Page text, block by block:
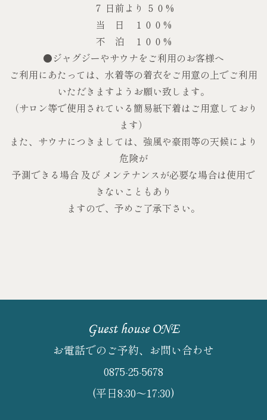
７ 日前より ５０%
当 日 １００%
不 泊 １００%
●ジャグジーやサウナをご利用のお客様へ
ご利用にあたっては、水着等の着衣をご用意の上でご利用
いただきますようお願い致します。
（サロン等で使用されている簡易紙下着はご用意しており
ます）
また、サウナにつきましては、強風や豪雨等の天候により
危険が
予測できる場合 及び メンテナンスが必要な場合は使用で
きないこともあり
ますので、予めご了承下さい。
Guest house ONE
お電話でのご予約、お問い合わせ
0875-25-5678
(平日8:30～17:30)